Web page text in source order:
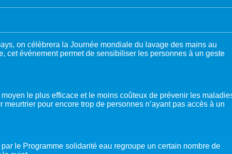
AUTRES EXPERTISES
on célèbrera la Journée mondiale du lavage des mains au
cet événement permet de sensibiliser les personnes à un geste
le plus efficace et le moins coûteux de prévenir les
pour encore trop de personnes n’ayant pas accès à un
le Programme solidarité eau regroupe un certain nombre de